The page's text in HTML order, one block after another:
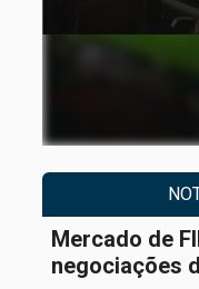
Mercado de
negociações